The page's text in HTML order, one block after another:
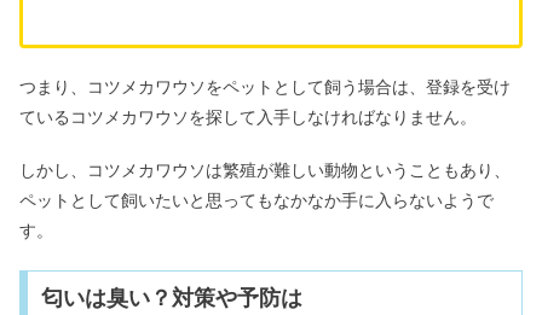
つまり、コツメカワウソをペットとして飼う場合は、登録を受け
ているコツメカワウソを探して入手しなければなりません。
しかし、コツメカワウソは繁殖が難しい動物ということもあり、
ペットとして飼いたいと思ってもなかなか手に入らないようで
す。
匂いは臭い？対策や予防は